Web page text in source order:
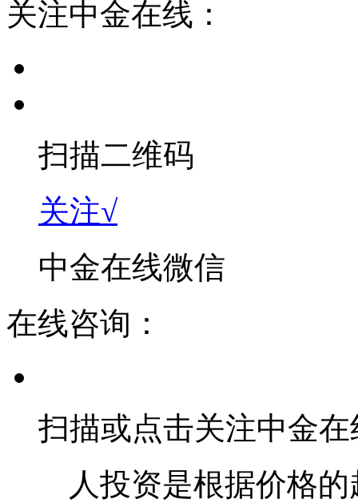
关注中金在线：
扫描二维码
关注√
中金在线微信
在线咨询：
扫描或点击关注中金
人投资是根据价格的